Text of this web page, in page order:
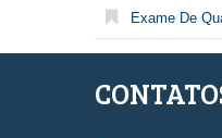
Exame De